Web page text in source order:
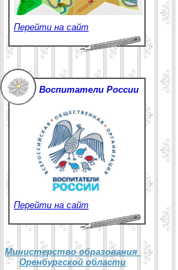
Перейти на сайт
Воспитатели России
Перейти на сайт
Министерство образования
Оренбургской области